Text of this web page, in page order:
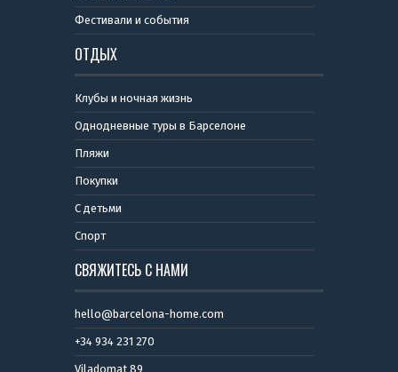
Фестивали и события
ОТДЫХ
Клубы и ночная жизнь
Однодневные туры в Барселоне
Пляжи
Покупки
С детьми
Спорт
СВЯЖИТЕСЬ С НАМИ
hello@barcelona-home.com
+34 934 231 270
Viladomat 89